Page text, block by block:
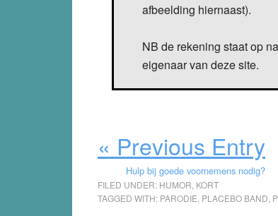
afbeelding hiernaast).
NB de rekening staat op
eigenaar van deze site.
« Previous Entry
Hulp bij goede voornemens nodig?
FILED UNDER: HUMOR KORT
TAGGED WITH: PARODIE PLACEBO BAND